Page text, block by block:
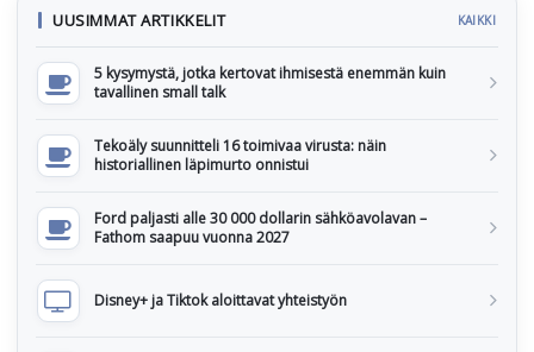
UUSIMMAT ARTIKKELIT KAIKKI
5 kysymystä, jotka kertovat ihmisestä enemmän kuin
tavallinen small talk
Tekoäly suunnitteli 16 toimivaa virusta: näin
historiallinen läpimurto onnistui
Ford paljasti alle 30 000 dollarin sähköavolavan –
Fathom saapuu vuonna 2027
Disney+ ja Tiktok aloittavat yhteistyön